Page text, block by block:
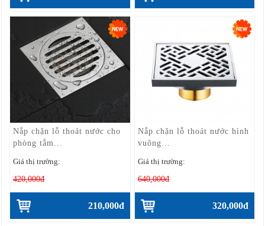
Nắp chặn lỗ thoát nước cho
phòng tắm...
Giá thị trường:
420,000đ
210,000đ
Nắp chặn lỗ thoát nước hình
vuông...
Giá thị trường:
640,000đ
320,000đ